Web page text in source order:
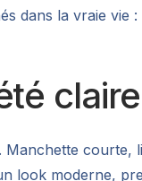
dans la vraie
courte,
look moderne,